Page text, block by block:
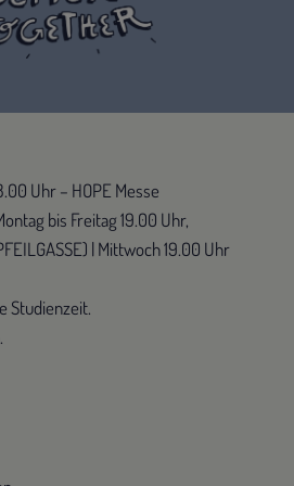
Uhr – HOPE Messe
bis Freitag 19.00 Uhr,
| Mittwoch 19.00 Uhr
Studienzeit.